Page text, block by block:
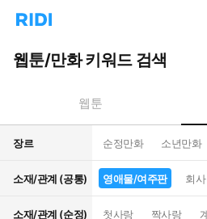
리
홈
으
턴
트
웹툰/만화 키워드 검색
웹툰
장르 순정만화 소년만화
소재/관계 (공통) 영애물/여주판 회사
소재/관계 (순정) 첫사랑 짝사랑